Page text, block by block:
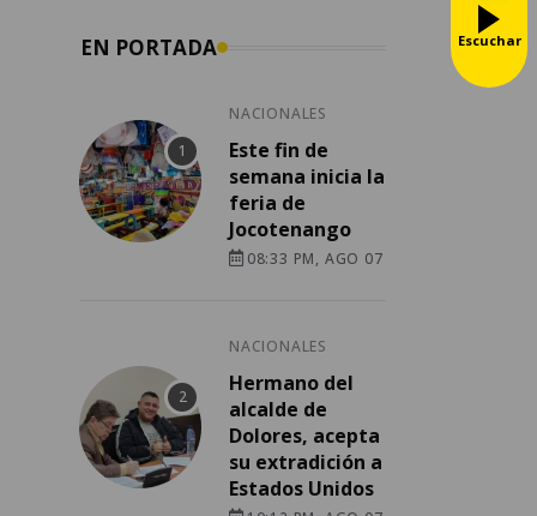
EN PORTADA
NACIONALES
Este fin de
semana inicia la
feria de
Jocotenango
08:33 PM, AGO 07
NACIONALES
Hermano del
alcalde de
Dolores, acepta
su extradición a
Estados Unidos
Escuchar